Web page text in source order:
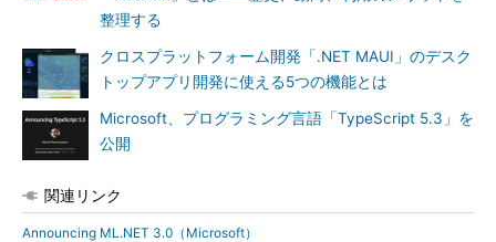
整理する
クロスプラットフォーム開発「.NET MAUI」のデスク
トップアプリ開発に使える5つの機能とは
Microsoft、プログラミング言語「TypeScript 5.3」を
公開
関連リンク
Announcing ML.NET 3.0（Microsoft）